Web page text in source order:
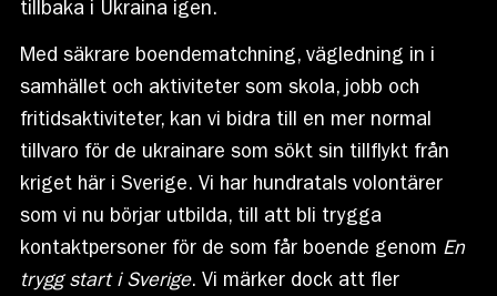
tillbaka i Ukraina igen.
Med säkrare boendematchning, vägledning in i
samhället och aktiviteter som skola, jobb och
fritidsaktiviteter, kan vi bidra till en mer normal
tillvaro för de ukrainare som sökt sin tillflykt från
kriget här i Sverige. Vi har hundratals volontärer
som vi nu börjar utbilda, till att bli trygga
kontaktpersoner för de som får boende genom En
trygg start i Sverige. Vi märker dock att fler